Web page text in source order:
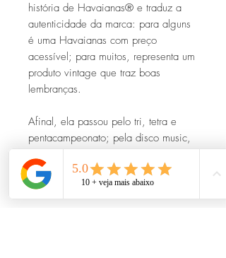
história de Havaianas® e traduz a
autenticidade da marca: para alguns
é uma Havaianas com preço
acessível; para muitos, representa um
produto vintage que traz boas
lembranças.
Afinal, ela passou pelo tri, tetra e
pentacampeonato; pela disco music,
pelo movimento hippie, internet e
selfies…